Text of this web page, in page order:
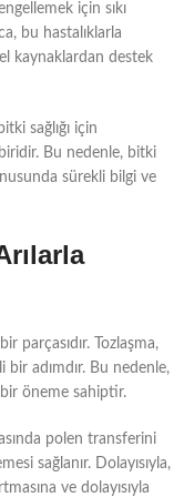
için sıkı
bu hastalıklarla
kaynaklardan destek
sağlığı için
Bu nedenle, bitki
sürekli bilgi ve
parçasıdır. Tozlaşma,
adımdır. Bu nedenle,
bir öneme sahiptir.
polen transferini
sağlanır. Dolayısıyla,
ve dolayısıyla